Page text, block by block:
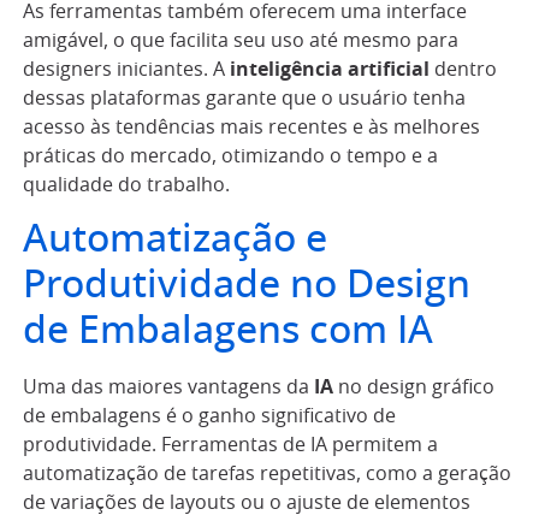
As ferramentas também oferecem uma interface
amigável, o que facilita seu uso até mesmo para
designers iniciantes. A inteligência artificial
dentro
dessas plataformas garante que o usuário tenha
acesso às tendências mais recentes e às melhores
práticas do mercado, otimizando o tempo e a
qualidade do trabalho.
Automatização e
Produtividade no Design
de Embalagens com IA
Uma das maiores vantagens da IA no design gráfico
de embalagens é o ganho significativo de
produtividade. Ferramentas de IA permitem a
automatização de tarefas repetitivas, como a geração
de variações de layouts ou o ajuste de elementos